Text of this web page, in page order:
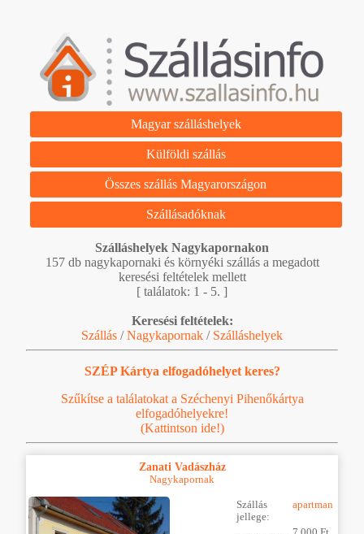
Magyar szálláshelyek
Külföldi szállás
Összes szállás Magyarországon
Szállásadóknak
Szálláshelyek Nagykapornakon
157 db nagykapornaki és környéki szállás a megadott
keresési feltételek mellett
[ találatok: 1 - 5. ]
Keresési feltételek:
Szállás /Nagykapornak / Szálláshelyek
SZÉP Kártya elfogadóhelyet keres?
Szűkítse a találatokat a Széchenyi Pihenőkártya
elfogadóhelyekre!
(Kattintson ide!)
Zanati Vadászház
Nagykapornak
Szállás
jellege:
apartman